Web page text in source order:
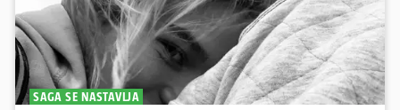
SAGA SE NASTAVLJA